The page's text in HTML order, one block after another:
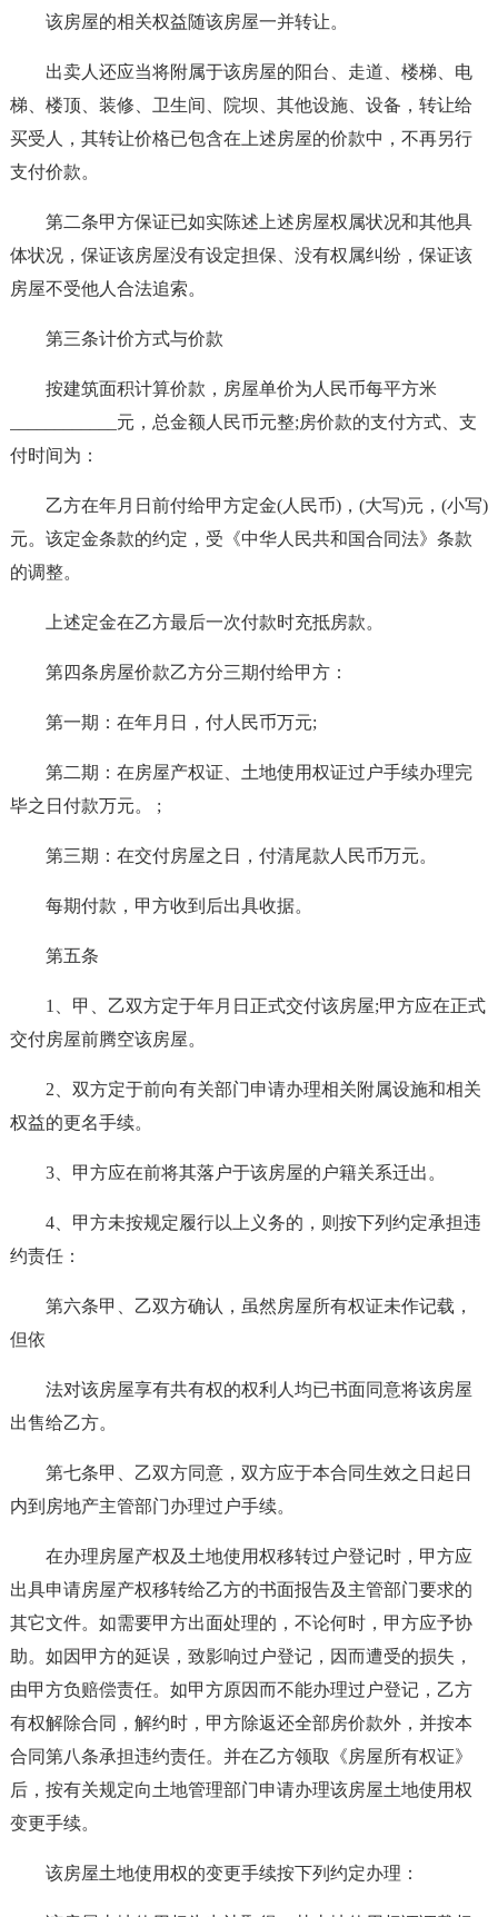
该房屋的相关权益随该房屋一并转让。
出卖人还应当将附属于该房屋的阳台、走道、楼梯、电
梯、楼顶、装修、卫生间、院坝、其他设施、设备，转让给
买受人，其转让价格已包含在上述房屋的价款中，不再另行
支付价款。
第二条甲方保证已如实陈述上述房屋权属状况和其他具
体状况，保证该房屋没有设定担保、没有权属纠纷，保证该
房屋不受他人合法追索。
第三条计价方式与价款
按建筑面积计算价款，房屋单价为人民币每平方米
____________元，总金额人民币元整;房价款的支付方式、支
付时间为：
乙方在年月日前付给甲方定金(人民币)，(大写)元，(小写)
元。该定金条款的约定，受《中华人民共和国合同法》条款
的调整。
上述定金在乙方最后一次付款时充抵房款。
第四条房屋价款乙方分三期付给甲方：
第一期：在年月日，付人民币万元;
第二期：在房屋产权证、土地使用权证过户手续办理完
毕之日付款万元。 ;
第三期：在交付房屋之日，付清尾款人民币万元。
每期付款，甲方收到后出具收据。
第五条
1、甲、乙双方定于年月日正式交付该房屋;甲方应在正式
交付房屋前腾空该房屋。
2、双方定于前向有关部门申请办理相关附属设施和相关
权益的更名手续。
3、甲方应在前将其落户于该房屋的户籍关系迁出。
4、甲方未按规定履行以上义务的，则按下列约定承担违
约责任：
第六条甲、乙双方确认，虽然房屋所有权证未作记载，
但依
法对该房屋享有共有权的权利人均已书面同意将该房屋
出售给乙方。
第七条甲、乙双方同意，双方应于本合同生效之日起日
内到房地产主管部门办理过户手续。
在办理房屋产权及土地使用权移转过户登记时，甲方应
出具申请房屋产权移转给乙方的书面报告及主管部门要求的
其它文件。如需要甲方出面处理的，不论何时，甲方应予协
助。如因甲方的延误，致影响过户登记，因而遭受的损失，
由甲方负赔偿责任。如甲方原因而不能办理过户登记，乙方
有权解除合同，解约时，甲方除返还全部房价款外，并按本
合同第八条承担违约责任。并在乙方领取《房屋所有权证》
后，按有关规定向土地管理部门申请办理该房屋土地使用权
变更手续。
该房屋土地使用权的变更手续按下列约定办理：